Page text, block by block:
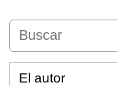
El autor